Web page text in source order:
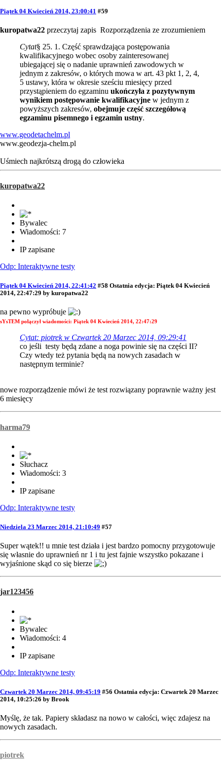
Piątek 04 Kwiecień 2014, 23:00:41 #59
kuropatwa22 przeczytaj zapis Rozporządzenia ze zrozumieniem
Cytat§ 25. 1. Część sprawdzająca postępowania
kwalifikacyjnego wobec osoby zainteresowanej
ubiegającej się o nadanie uprawnień zawodowych w
jednym z zakresów, o których mowa w art. 43 pkt 1, 2, 4,
5 ustawy, która w okresie sześciu miesięcy przed
przystąpieniem do egzaminu ukończyła z pozytywnym
wynikiem postępowanie kwalifikacyjne w jednym z
powyższych zakresów, obejmuje część szczegółową
egzaminu pisemnego i egzamin ustny.
www.geodetachelm.pl
www.geodezja-chelm.pl
Uśmiech najkrótszą drogą do człowieka
kuropatwa22
Bywalec
Wiadomości: 7
IP zapisane
Odp: Interaktywne testy
Piątek 04 Kwiecień 2014, 22:41:42 #58 Ostatnia edycja: Piątek 04 Kwiecień
2014, 22:47:29 by kuropatwa22
na pewno wypróbuje
sYsTEM połączył wiadomości: Piątek 04 Kwiecień 2014, 22:47:29
Cytat: piotrek w Czwartek 20 Marzec 2014, 09:29:41
co jeśli testy będą zdane a noga powinie się na części II?
Czy wtedy też pytania będą na nowych zasadach w
następnym terminie?
nowe rozporządzenie mówi że test rozwiązany poprawnie ważny jest
6 miesięcy
harma79
Słuchacz
Wiadomości: 3
IP zapisane
Odp: Interaktywne testy
Niedziela 23 Marzec 2014, 21:10:49 #57
Super wątek!! u mnie test działa i jest bardzo pomocny przygotowuje
się własnie do uprawnień nr 1 i tu jest fajnie wszystko pokazane i
wyjaśnione skąd co się bierze
jar123456
Bywalec
Wiadomości: 4
IP zapisane
Odp: Interaktywne testy
Czwartek 20 Marzec 2014, 09:45:19 #56 Ostatnia edycja: Czwartek 20 Marzec
2014, 10:25:26 by Brook
Myślę, że tak. Papiery składasz na nowo w całości, więc zdajesz na
nowych zasadach.
piotrek